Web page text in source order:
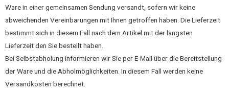
Ware in einer gemeinsamen Sendung versandt, sofern wir keine
abweichenden Vereinbarungen mit Ihnen getroffen haben. Die Lieferzeit
bestimmt sich in diesem Fall nach dem Artikel mit der längsten
Lieferzeit den Sie bestellt haben.
Bei Selbstabholung informieren wir Sie per E-Mail über die Bereitstellung
der Ware und die Abholmöglichkeiten. In diesem Fall werden keine
Versandkosten berechnet.